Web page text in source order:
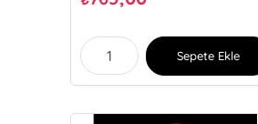
Sepete Ekle